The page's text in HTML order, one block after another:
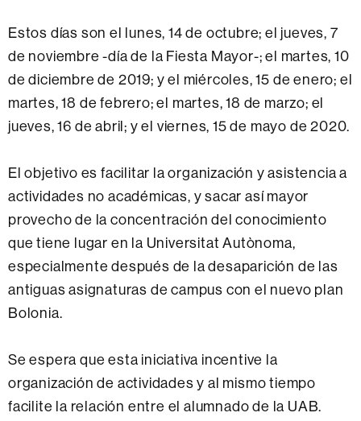
Estos días son el lunes, 14 de octubre; el jueves, 7
de noviembre -día de la Fiesta Mayor-; el martes, 10
de diciembre de 2019; y el miércoles, 15 de enero; el
martes, 18 de febrero; el martes, 18 de marzo; el
jueves, 16 de abril; y el viernes, 15 de mayo de 2020.
El objetivo es facilitar la organización y asistencia a
actividades no académicas, y sacar así mayor
provecho de la concentración del conocimiento
que tiene lugar en la Universitat Autònoma,
especialmente después de la desaparición de las
antiguas asignaturas de campus con el nuevo plan
Bolonia.
Se espera que esta iniciativa incentive la
organización de actividades y al mismo tiempo
facilite la relación entre el alumnado de la UAB.